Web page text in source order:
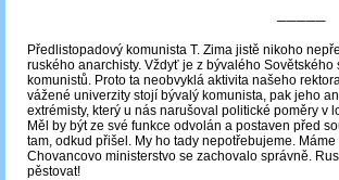
─────
Předlistopadový komunista T. Zima jistě nikoho
ruského anarchisty. Vždyť je z bývalého
komunistů. Proto ta neobvyklá aktivita našeho
vážené univerzity stojí bývalý komunista, pak jeho
extrémisty, který u nás narušoval politické poměry v
Měl by být ze své funkce odvolán a postaven před
tam, odkud přišel. My ho tady nepotřebujeme.
Chovancovo ministerstvo se zachovalo správně.
pěstovat!